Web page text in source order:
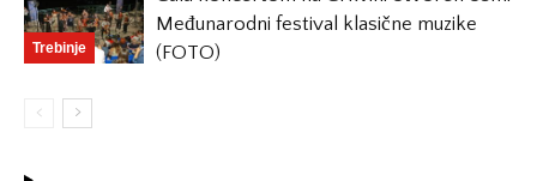
Trebinje
Međunarodni festival klasične muzike
(FOTO)